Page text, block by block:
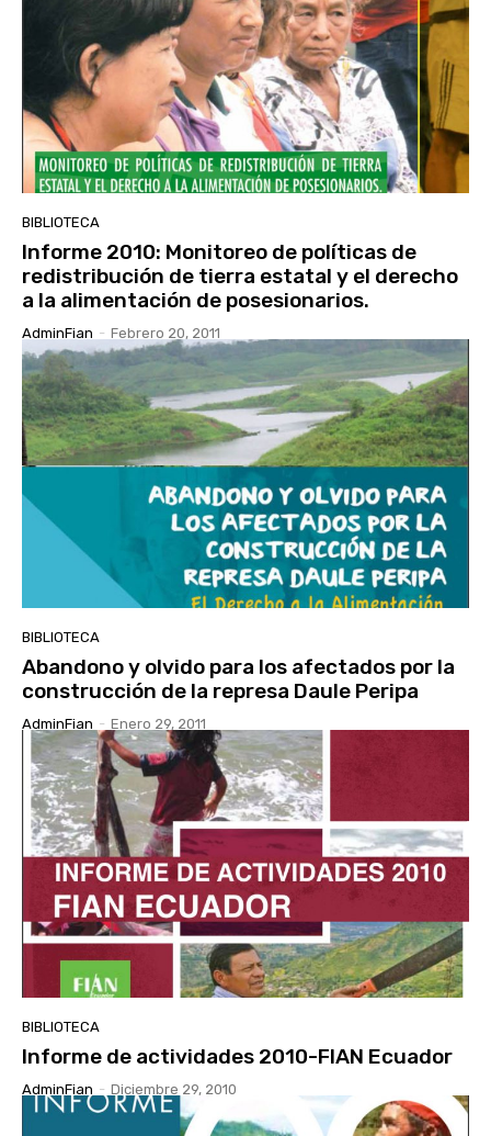
BIBLIOTECA
Informe 2010: Monitoreo de políticas de
redistribución de tierra estatal y el derecho
a la alimentación de posesionarios.
AdminFian - Febrero 20, 2011
BIBLIOTECA
Abandono y olvido para los afectados por la
construcción de la represa Daule Peripa
AdminFian - Enero 29, 2011
BIBLIOTECA
Informe de actividades 2010-FIAN Ecuador
AdminFian - Diciembre 29, 2010